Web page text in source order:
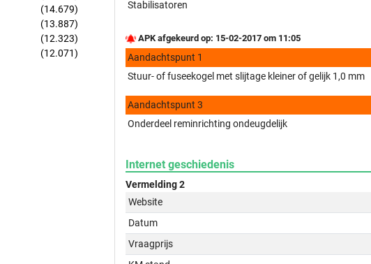
(14.679)
(13.887)
(12.323)
(12.071)
Stabilisatoren
APK afgekeurd op: 15-02-2017 om 11:05
Aandachtspunt 1
Stuur- of fuseekogel met slijtage kleiner of gelijk 1,0 mm
Aandachtspunt 3
Onderdeel reminrichting ondeugdelijk
Internet geschiedenis
Vermelding 2
Website
Datum
Vraagprijs